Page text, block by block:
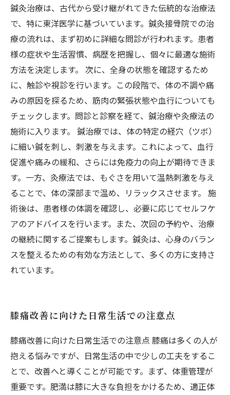
鍼灸治療は、古代から受け継がれてきた伝統的な治療法
で、特に東洋医学に基づいています。鍼灸接骨院での治
療の流れは、まず初めに詳細な問診が行われます。患者
様の症状や生活習慣、病歴を把握し、個々に最適な施術
方法を決定します。 次に、全身の状態を確認するため
に、触診や視診を行います。この段階で、体の不調や痛
みの原因を探るため、筋肉の緊張状態や血行についても
チェックします。問診と診察を経て、鍼治療や灸療法の
施術に入ります。 鍼治療では、体の特定の経穴（ツボ）
に細い鍼を刺し、刺激を与えます。これによって、血行
促進や痛みの緩和、さらには免疫力の向上が期待できま
す。一方、灸療法では、もぐさを用いて温熱刺激を与え
ることで、体の深部まで温め、リラックスさせます。 施
術後は、患者様の体調を確認し、必要に応じてセルフケ
アのアドバイスを行います。また、次回の予約や、治療
の継続に関するご提案もします。鍼灸は、心身のバラン
スを整えるための有効な方法として、多くの方に支持さ
れています。
膝痛改善に向けた日常生活での注意点
膝痛改善に向けた日常生活での注意点 膝痛は多くの人が
抱える悩みですが、日常生活の中で少しの工夫をするこ
とで、改善へと導くことが可能です。まず、体重管理が
重要です。肥満は膝に大きな負担をかけるため、適正体